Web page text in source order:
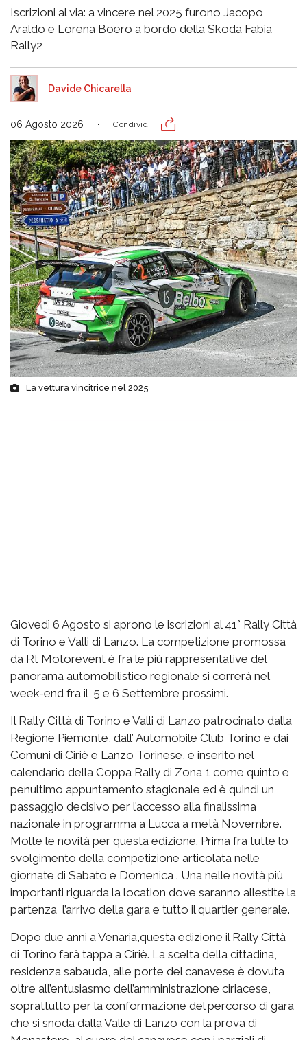
Iscrizioni al via: a vincere nel 2025 furono Jacopo
Araldo e Lorena Boero a bordo della Skoda Fabia
Rally2
Davide Chicarella
06 Agosto 2026 Condividi
La vettura vincitrice nel 2025
Giovedì 6 Agosto si aprono le iscrizioni al 41° Rally Città
di Torino e Valli di Lanzo. La competizione promossa
da Rt Motorevent è fra le più rappresentative del
panorama automobilistico regionale si correrà nel
week-end fra il 5 e 6 Settembre prossimi.
Il Rally Città di Torino e Valli di Lanzo patrocinato dalla
Regione Piemonte, dall’ Automobile Club Torino e dai
Comuni di Ciriè e Lanzo Torinese, è inserito nel
calendario della Coppa Rally di Zona 1 come quinto e
penultimo appuntamento stagionale ed è quindi un
passaggio decisivo per l’accesso alla finalissima
nazionale in programma a Lucca a metà Novembre.
Molte le novità per questa edizione. Prima fra tutte lo
svolgimento della competizione articolata nelle
giornate di Sabato e Domenica . Una nelle novità più
importanti riguarda la location dove saranno allestite la
partenza l’arrivo della gara e tutto il quartier generale.
Dopo due anni a Venaria,questa edizione il Rally Città
di Torino farà tappa a Ciriè. La scelta della cittadina,
residenza sabauda, alle porte del canavese è dovuta
oltre all’entusiasmo dell’amministrazione ciriacese,
soprattutto per la conformazione del percorso di gara
che si snoda dalla Valle di Lanzo con la prova di